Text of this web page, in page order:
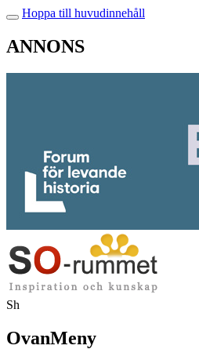
Hoppa till huvudinnehåll
ANNONS
Sh
OvanMeny